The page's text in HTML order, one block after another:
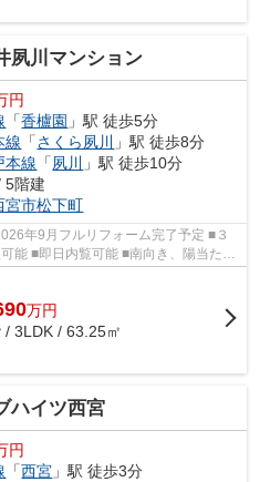
夙川マンション
円
「香櫨園 」駅 徒歩5分
線 「さくら夙川 」駅 徒歩8分
本線 「夙川 」駅 徒歩10分
5階建
宮市松下町
年9月フルリフォーム完了予定 ■３
陽当た
...
万円
/ 3LDK / 63.25㎡
ハイツ西宮
円
「西宮 」駅 徒歩3分